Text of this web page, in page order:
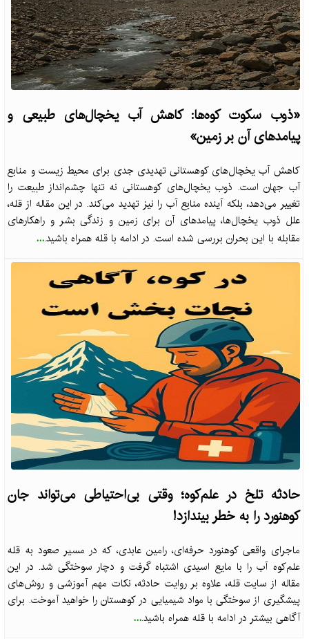
«ذوب سکوت کوه‌ها: کاهش آب یخچال‌های طبیعی و
پیامدهای آن بر زمین»
کاهش آب یخچال‌های کوهستانی تهدیدی جدی برای محیط زیست و منابع
آب جهان است. ذوب یخچال‌های کوهستانی نه تنها چشم‌انداز طبیعت را
تغییر می‌دهد، بلکه آینده منابع آب را نیز تهدید می‌کند. در این مقاله از قله،
علل ذوب یخچال‌ها، پیامدهای آن برای زمین و زندگی بشر و راهکارهای
مقابله با این بحران بررسی شده است. در ادامه با قله همراه باشید....
حادثه تلخ در علم‌کوه؛ وقتی بی‌احتیاطی می‌تواند جان
کوهنورد را به خطر بیندازد!
ماجرای واقعی کوهنورد حرفه‌ای، رامین عابدی، که در مسیر صعود به قله
علم‌کوه آب را با مایع اسیدی اشتباه گرفت و دچار سوختگی شد. در این
مقاله از سایت قله، علاوه بر روایت حادثه، نکات مهم آموزشی و روش‌های
پیشگیری از سوختگی با مواد شیمیایی در کوهستان را خواهید آموخت. برای
آگاهی بیشتر در ادامه با قله همراه باشید....